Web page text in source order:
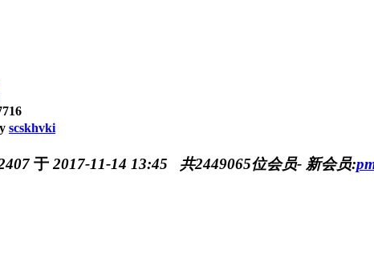
scskhvki
于 2017-11-14 13:45 共2449065位会员- 新会员: